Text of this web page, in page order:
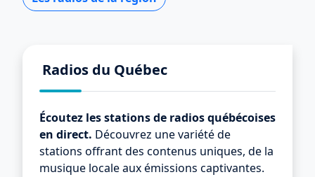
Radios du Québec
Écoutez les stations de radios québécoises
en direct. Découvrez une variété de
stations offrant des contenus uniques, de la
musique locale aux émissions captivantes.